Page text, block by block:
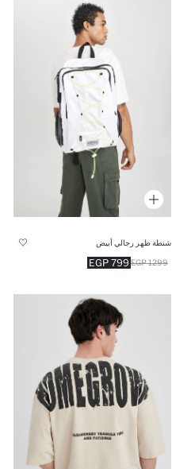
شنطة ظهر رجالي أبيض
799 EGP 1299 EGP